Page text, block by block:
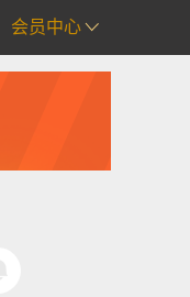
会员中心